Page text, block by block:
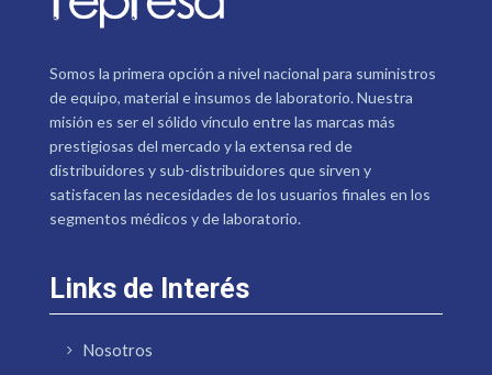
Somos la primera opción a nivel nacional para suministros
de equipo, material e insumos de laboratorio. Nuestra
misión es ser el sólido vínculo entre las marcas más
prestigiosas del mercado y la extensa red de
distribuidores y sub-distribuidores que sirven y
satisfacen las necesidades de los usuarios finales en los
segmentos médicos y de laboratorio.
Links de Interés
Nosotros